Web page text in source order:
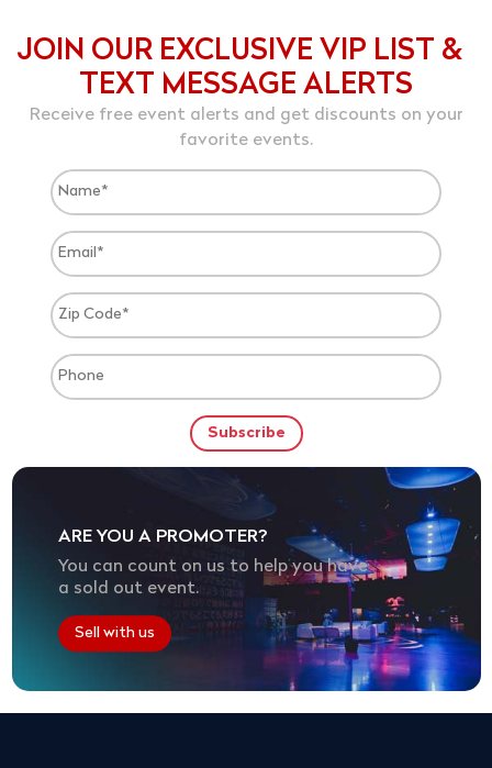
JOIN OUR EXCLUSIVE VIP LIST &
TEXT MESSAGE ALERTS
Receive free event alerts and get discounts on your
favorite events.
ARE YOU A PROMOTER?
You can count on us to help you have
a sold out event.
Sell with us